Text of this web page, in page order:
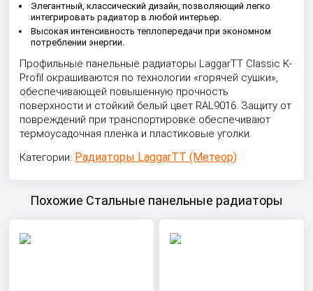
Элегантный, классический дизайн, позволяющий легко
интегрировать радиатор в любой интерьер.
Высокая интенсивность теплопередачи при экономном
потреблении энергии.
Профильные панельные радиаторы LaggarTT Classic K-
Profil окрашиваются по технологии «горячей сушки»,
обеспечивающей повышенную прочность
поверхности и стойкий белый цвет RAL9016. Защиту от
повреждений при транспортировке обеспечивают
термоусадочная пленка и пластиковые уголки.
Категории: Радиаторы LaggarTT (Метеор)
Похожие Стальные панельные радиаторы